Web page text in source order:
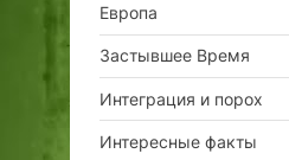
Европа
Застывшее Время
Интеграция и порох
Интересные факты